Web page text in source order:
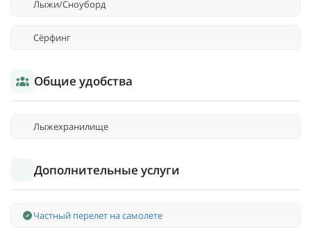
Лыжи/Сноуборд
Сёрфинг
Общие удобства
Лыжехранилище
Дополнительные услуги
Частный перелет на самолете